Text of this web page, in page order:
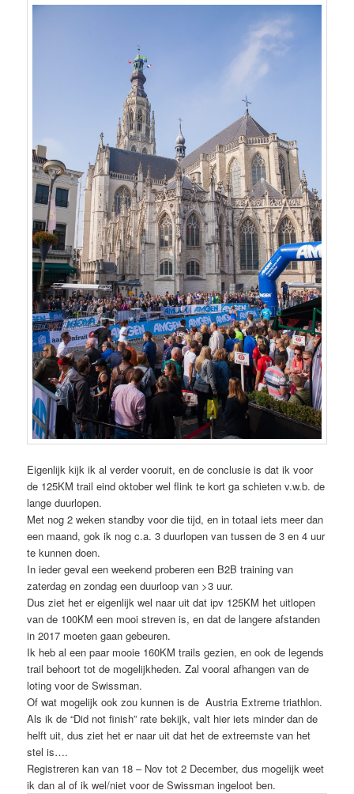
Eigenlijk kijk ik al verder vooruit, en de conclusie is dat ik voor
de 125KM trail eind oktober wel flink te kort ga schieten v.w.b. de
lange duurlopen.
Met nog 2 weken standby voor die tijd, en in totaal iets meer dan
een maand, gok ik nog c.a. 3 duurlopen van tussen de 3 en 4 uur
te kunnen doen.
In ieder geval een weekend proberen een B2B training van
zaterdag en zondag een duurloop van >3 uur.
Dus ziet het er eigenlijk wel naar uit dat ipv 125KM het uitlopen
van de 100KM een mooi streven is, en dat de langere afstanden
in 2017 moeten gaan gebeuren.
Ik heb al een paar mooie 160KM trails gezien, en ook de legends
trail behoort tot de mogelijkheden. Zal vooral afhangen van de
loting voor de Swissman.
Of wat mogelijk ook zou kunnen is de Austria Extreme triathlon.
Als ik de “Did not finish” rate bekijk, valt hier iets minder dan de
helft uit, dus ziet het er naar uit dat het de extreemste van het
stel is….
Registreren kan van 18 – Nov tot 2 December, dus mogelijk weet
ik dan al of ik wel/niet voor de Swissman ingeloot ben.